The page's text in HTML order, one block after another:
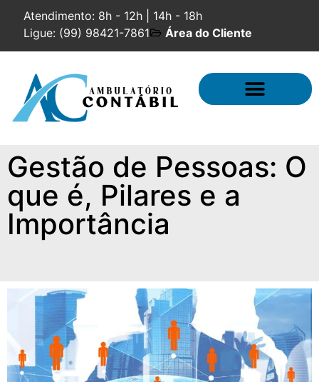
Atendimento: 8h - 12h | 14h - 18h
Ligue: (99) 98421-7861
Área do Cliente
Gestão de Pessoas: O
que é, Pilares e a
Importância